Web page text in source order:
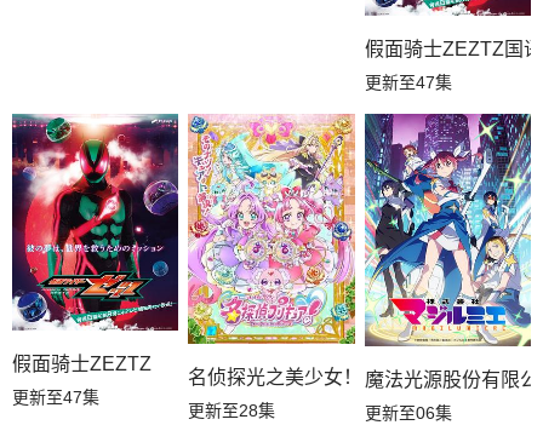
假面骑士ZEZTZ国语
更新至47集
假面骑士ZEZTZ
更新至47集
名侦探光之美少女！
更新至28集
魔法光源股份有限
更新至06集